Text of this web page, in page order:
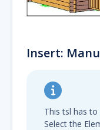
Insert:
This tsl has to
Select the